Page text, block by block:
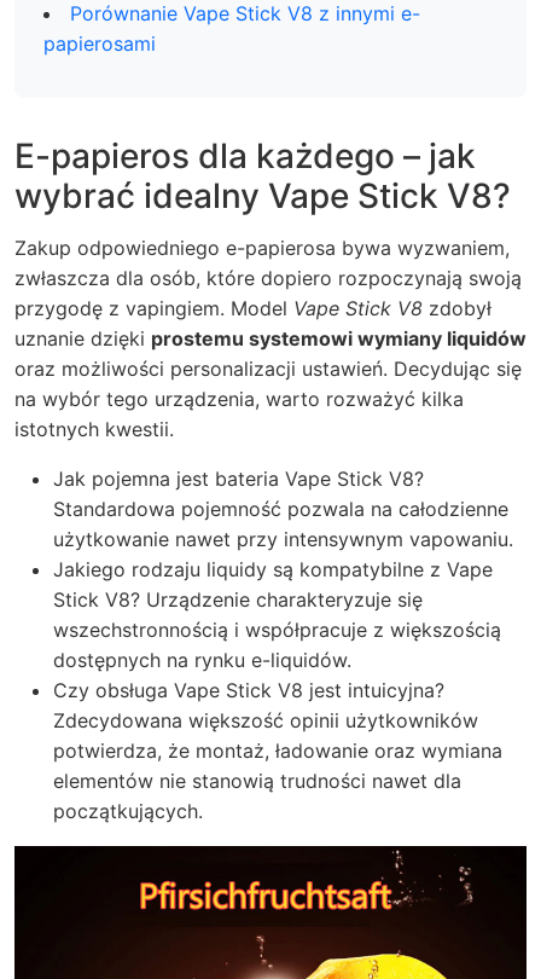
Porównanie Vape Stick V8 z innymi e-
papierosami
E-papieros dla każdego – jak
wybrać idealny Vape Stick V8?
Zakup odpowiedniego e-papierosa bywa wyzwaniem,
zwłaszcza dla osób, które dopiero rozpoczynają swoją
przygodę z vapingiem. Model Vape Stick V8 zdobył
uznanie dzięki prostemu systemowi wymiany liquidów
oraz możliwości personalizacji ustawień. Decydując się
na wybór tego urządzenia, warto rozważyć kilka
istotnych kwestii.
Jak pojemna jest bateria Vape Stick V8?
Standardowa pojemność pozwala na całodzienne
użytkowanie nawet przy intensywnym vapowaniu.
Jakiego rodzaju liquidy są kompatybilne z Vape
Stick V8? Urządzenie charakteryzuje się
wszechstronnością i współpracuje z większością
dostępnych na rynku e-liquidów.
Czy obsługa Vape Stick V8 jest intuicyjna?
Zdecydowana większość opinii użytkowników
potwierdza, że montaż, ładowanie oraz wymiana
elementów nie stanowią trudności nawet dla
początkujących.